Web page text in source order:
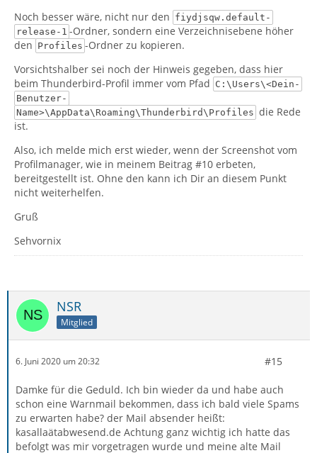
Noch besser wäre, nicht nur den fiydjsqw.default-
release-1 -Ordner, sondern eine Verzeichnisebene höher
den Profiles -Ordner zu kopieren.
Vorsichtshalber sei noch der Hinweis gegeben, dass hier
beim Thunderbird-Profil immer vom Pfad C:\Users\<Dein-
Benutzer-
Name>\AppData\Roaming\Thunderbird\Profiles die Rede
ist.
Also, ich melde mich erst wieder, wenn der Screenshot vom
Profilmanager, wie in meinem Beitrag #10 erbeten,
bereitgestellt ist. Ohne den kann ich Dir an diesem Punkt
nicht weiterhelfen.
Gruß
Sehvornix
NSR
Mitglied
6. Juni 2020 um 20:32 #15
Damke für die Geduld. Ich bin wieder da und habe auch
schon eine Warnmail bekommen, dass ich bald viele Spams
zu erwarten habe? der Mail absender heißt:
kasallaätabwesend.de Achtung ganz wichtig ich hatte das
befolgt was mir vorgetragen wurde und meine alte Mail